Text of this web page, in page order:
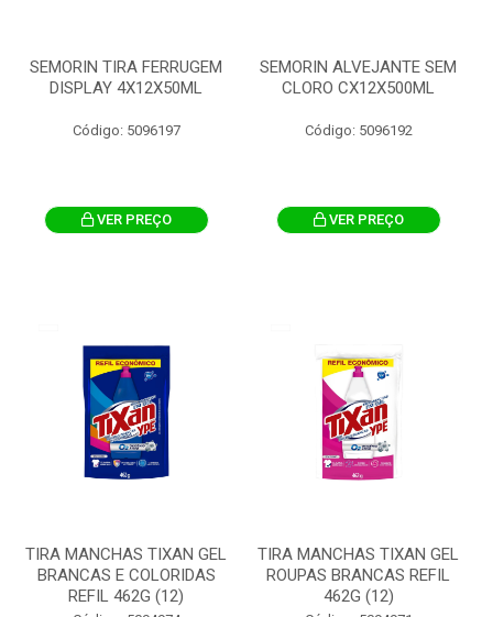
SEMORIN TIRA FERRUGEM
DISPLAY 4X12X50ML
Código: 5096197
VER PREÇO
SEMORIN ALVEJANTE SEM
CLORO CX12X500ML
Código: 5096192
VER PREÇO
TIRA MANCHAS TIXAN GEL
BRANCAS E COLORIDAS
REFIL 462G (12)
TIRA MANCHAS TIXAN GEL
ROUPAS BRANCAS REFIL
462G (12)